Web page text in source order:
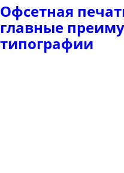
Офсетная
главные
типографии